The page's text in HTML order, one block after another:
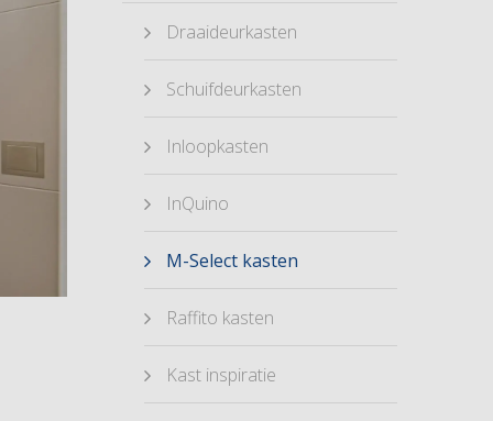
Draaideurkasten
Schuifdeurkasten
Inloopkasten
InQuino
M-Select kasten
Raffito kasten
Kast inspiratie